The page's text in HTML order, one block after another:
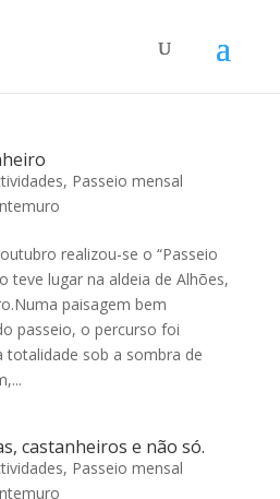
, Passeio mensal
realizou-se o “Passeio
teve lugar na aldeia de Alhões,
paisagem bem
passeio, o percurso foi
totalidade sob a sombra de
castanheiros e não só.
, Passeio mensal